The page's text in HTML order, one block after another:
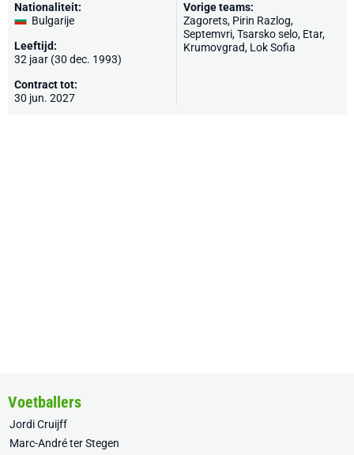
Nationaliteit:
Bulgarije
Leeftijd:
32 jaar (30 dec. 1993)
Contract tot:
30 jun. 2027
Vorige teams:
Zagorets, Pirin Razlog,
Septemvri, Tsarsko selo, Etar,
Krumovgrad, Lok Sofia
Voetballers
Jordi Cruijff
Marc-André ter Stegen